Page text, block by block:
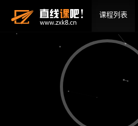
课程列表